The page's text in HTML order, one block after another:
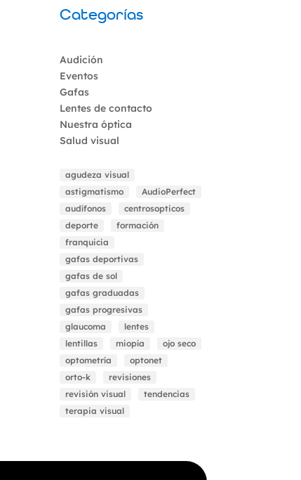
Categorías
Audición
Eventos
Gafas
Lentes de contacto
Nuestra óptica
Salud visual
agudeza visual
astigmatismo
AudioPerfect
audífonos
centrosopticos
deporte
formación
franquicia
gafas deportivas
gafas de sol
gafas graduadas
gafas progresivas
glaucoma
lentes
lentillas
miopía
ojo seco
optometría
optonet
orto-k
revisiones
revisión visual
tendencias
terapia visual